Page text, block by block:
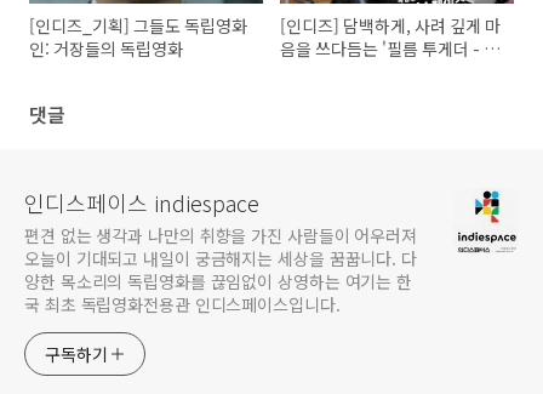
[인디즈_기획] 그들도 독립영화
인: 거장들의 독립영화
[인디즈] 담백하게, 사려 깊게 마
음을 쓰다듬는 '필름 투게더 - 연
댓글
인디스페이스 indiespace
편견 없는 생각과 나만의 취향을 가진 사람들이 어우러져
오늘이 기대되고 내일이 궁금해지는 세상을 꿈꿉니다. 다
양한 목소리의 독립영화를 끊임없이 상영하는 여기는 한
국 최초 독립영화전용관 인디스페이스입니다.
구독하기